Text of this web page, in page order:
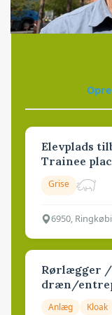
Elevplads
Trainee
Grise
6950,
Rørlægger /
dræn/
Anlæg Kloak